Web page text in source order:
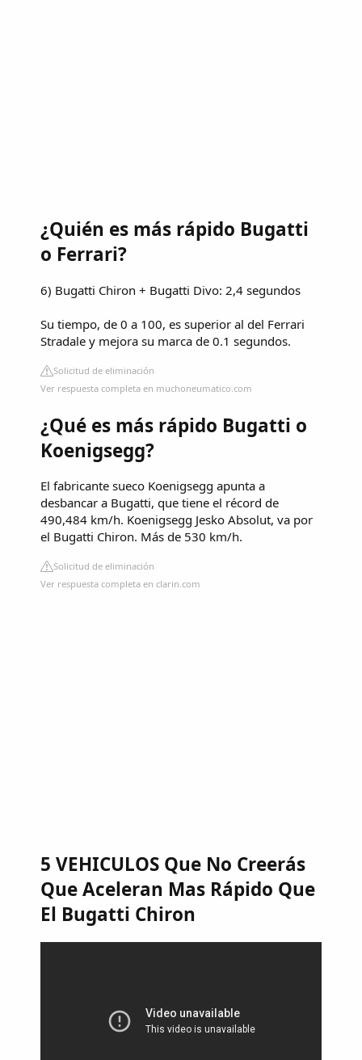
¿Quién es más rápido Bugatti
o Ferrari?
6) Bugatti Chiron + Bugatti Divo: 2,4 segundos
Su tiempo, de 0 a 100, es superior al del Ferrari
Stradale y mejora su marca de 0.1 segundos.
Solicitud de eliminación
Ver respuesta completa en muchoneumatico.com
¿Qué es más rápido Bugatti o
Koenigsegg?
El fabricante sueco Koenigsegg apunta a
desbancar a Bugatti, que tiene el récord de
490,484 km/h. Koenigsegg Jesko Absolut, va por
el Bugatti Chiron. Más de 530 km/h.
Solicitud de eliminación
Ver respuesta completa en clarin.com
5 VEHICULOS Que No Creerás
Que Aceleran Mas Rápido Que
El Bugatti Chiron